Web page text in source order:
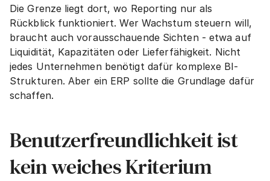
Die Grenze liegt dort, wo Reporting nur als
Rückblick funktioniert. Wer Wachstum steuern will,
braucht auch vorausschauende Sichten - etwa auf
Liquidität, Kapazitäten oder Lieferfähigkeit. Nicht
jedes Unternehmen benötigt dafür komplexe BI-
Strukturen. Aber ein ERP sollte die Grundlage dafür
schaffen.
Benutzerfreundlichkeit ist
kein weiches Kriterium